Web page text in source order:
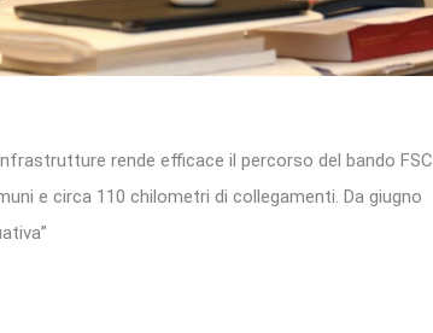
rende efficace il percorso del bando FSC
e circa 110 chilometri di collegamenti. Da giugno